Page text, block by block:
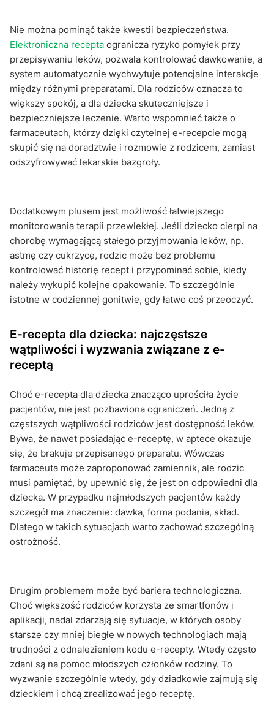
Nie można pominąć także kwestii bezpieczeństwa.
Elektroniczna recepta ogranicza ryzyko pomyłek przy
przepisywaniu leków, pozwala kontrolować dawkowanie, a
system automatycznie wychwytuje potencjalne interakcje
między różnymi preparatami. Dla rodziców oznacza to
większy spokój, a dla dziecka skuteczniejsze i
bezpieczniejsze leczenie. Warto wspomnieć także o
farmaceutach, którzy dzięki czytelnej e-recepcie mogą
skupić się na doradztwie i rozmowie z rodzicem, zamiast
odszyfrowywać lekarskie bazgroły.
Dodatkowym plusem jest możliwość łatwiejszego
monitorowania terapii przewlekłej. Jeśli dziecko cierpi na
chorobę wymagającą stałego przyjmowania leków, np.
astmę czy cukrzycę, rodzic może bez problemu
kontrolować historię recept i przypominać sobie, kiedy
należy wykupić kolejne opakowanie. To szczególnie
istotne w codziennej gonitwie, gdy łatwo coś przeoczyć.
E-recepta dla dziecka: najczęstsze
wątpliwości i wyzwania związane z e-
receptą
Choć e-recepta dla dziecka znacząco uprościła życie
pacjentów, nie jest pozbawiona ograniczeń. Jedną z
częstszych wątpliwości rodziców jest dostępność leków.
Bywa, że nawet posiadając e-receptę, w aptece okazuje
się, że brakuje przepisanego preparatu. Wówczas
farmaceuta może zaproponować zamiennik, ale rodzic
musi pamiętać, by upewnić się, że jest on odpowiedni dla
dziecka. W przypadku najmłodszych pacjentów każdy
szczegół ma znaczenie: dawka, forma podania, skład.
Dlatego w takich sytuacjach warto zachować szczególną
ostrożność.
Drugim problemem może być bariera technologiczna.
Choć większość rodziców korzysta ze smartfonów i
aplikacji, nadal zdarzają się sytuacje, w których osoby
starsze czy mniej biegłe w nowych technologiach mają
trudności z odnalezieniem kodu e-recepty. Wtedy często
zdani są na pomoc młodszych członków rodziny. To
wyzwanie szczególnie wtedy, gdy dziadkowie zajmują się
dzieckiem i chcą zrealizować jego receptę.